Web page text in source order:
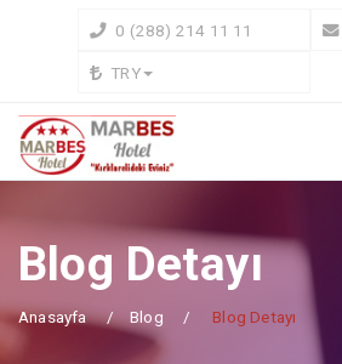
0 (288) 214 11 11
TRY
Blog Detayı
Anasayfa Blog Blog Detayı